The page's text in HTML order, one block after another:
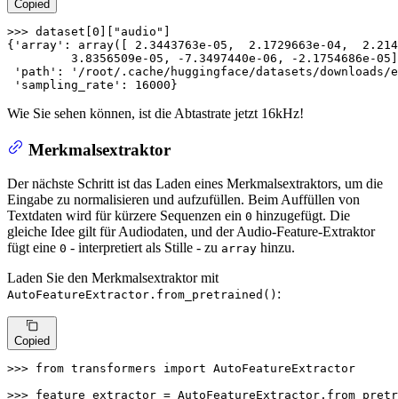
Copied
>>> dataset[ 0 "audio"
{ 'array' : array([ 2.3443763e-05 , 2.1729663e-04 ,
3.8356509e-05 , -7.3497440e-06 , - 2.1754686e-05
'path' :
'/root/.cache/huggingface/datasets/downloads/
'sampling_rate' : 16000 }
Wie Sie sehen können, ist die Abtastrate jetzt 16kHz!
Merkmalsextraktor
Der nächste Schritt ist das Laden eines Merkmalsextraktors, um die
Eingabe zu normalisieren und aufzufüllen. Beim Auffüllen von
Textdaten wird für kürzere Sequenzen ein 0 hinzugefügt. Die
gleiche Idee gilt für Audiodaten, und der Audio-Feature-Extraktor
fügt eine 0 - interpretiert als Stille - zu array hinzu.
Laden Sie den Merkmalsextraktor mit
AutoFeatureExtractor.from_pretrained() :
Copied
>>> from transformers import AutoFeatureExtractor
>>> feature_extractor =